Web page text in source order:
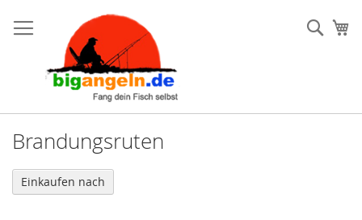
Brandungsruten
Einkaufen nach